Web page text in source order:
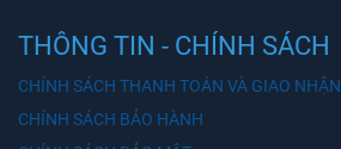
THÔNG TIN - CHÍNH SÁCH
CHÍNH SÁCH THANH TOÁN VÀ GIAO NHẬN
CHÍNH SÁCH BẢO HÀNH